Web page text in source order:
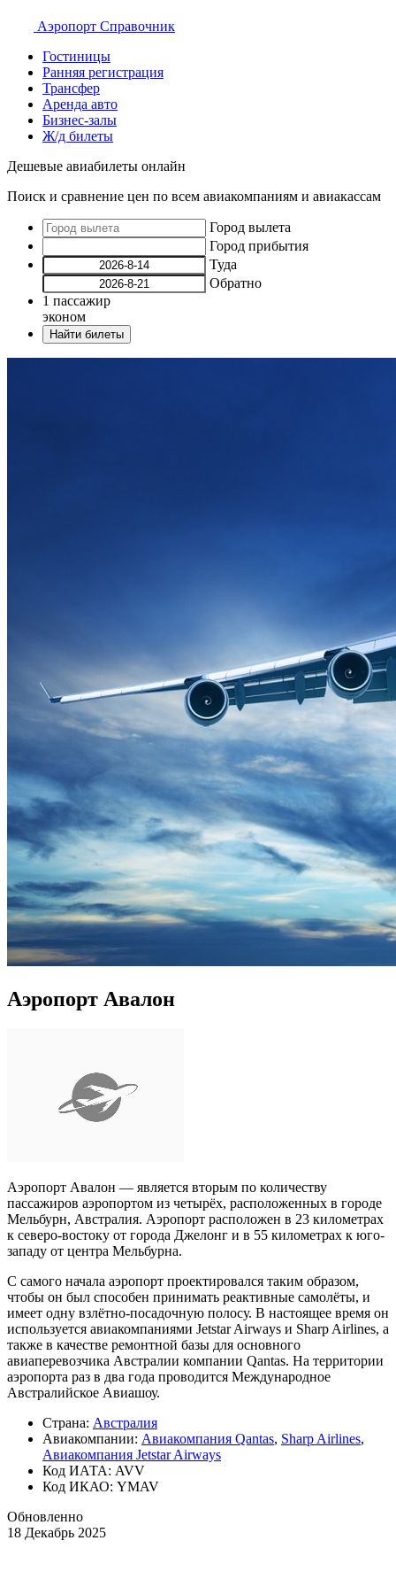
Аэропорт Справочник
Гостиницы
Ранняя регистрация
Трансфер
Аренда авто
Бизнес-залы
Ж/д билеты
Дешевые авиабилеты онлайн
Поиск и сравнение цен по всем авиакомпаниям и авиакассам
Город вылета
Город прибытия
Туда
Обратно
1 пассажир
эконом
Найти билеты
Аэропорт Авалон
Аэропорт Авалон — является вторым по количеству
пассажиров аэропортом из четырёх, расположенных в городе
Мельбурн, Австралия. Аэропорт расположен в 23 километрах
к северо-востоку от города Джелонг и в 55 километрах к юго-
западу от центра Мельбурна.
С самого начала аэропорт проектировался таким образом,
чтобы он был способен принимать реактивные самолёты, и
имеет одну взлётно-посадочную полосу. В настоящее время он
используется авиакомпаниями Jetstar Airways и Sharp Airlines, а
также в качестве ремонтной базы для основного
авиаперевозчика Австралии компании Qantas. На территории
аэропорта раз в два года проводится Международное
Австралийское Авиашоу.
Страна: Австралия
Авиакомпании: Авиакомпания Qantas, Sharp Airlines,
Авиакомпания Jetstar Airways
Код ИАТА: AVV
Код ИКАО: YMAV
Обновленно
18 Декабрь 2025